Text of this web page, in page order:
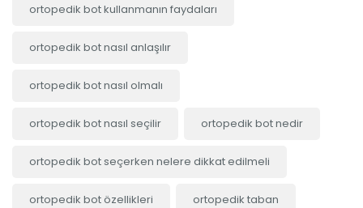
ortopedik bot kullanmanın faydaları
ortopedik bot nasıl anlaşılır
ortopedik bot nasıl olmalı
ortopedik bot nasıl seçilir ortopedik bot nedir
ortopedik bot seçerken nelere dikkat edilmeli
ortopedik bot özellikleri ortopedik taban